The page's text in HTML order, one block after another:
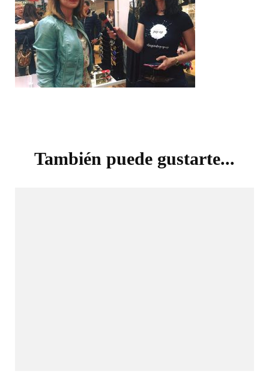
entradas
También puede gustarte...